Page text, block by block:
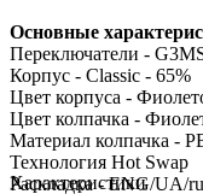
Основные
Переключатели -
Корпус - Classic - 65%
Цвет корпуса -
Цвет колпачка -
Материал колпачка -
Технология Hot Swap
Раскладка - ENG/UA/
Характеристики